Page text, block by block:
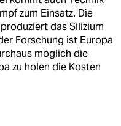
zum Einsatz. Die
das Silizium
Forschung ist Europa
möglich die
zu holen die Kosten